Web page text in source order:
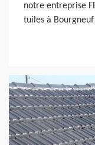
notre entreprise
tuiles à Bourgneuf